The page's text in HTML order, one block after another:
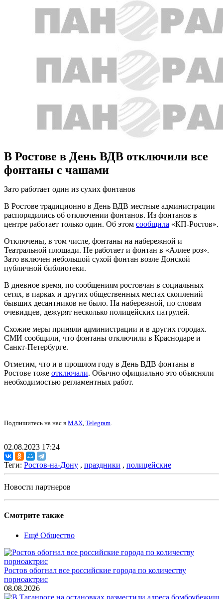
В Ростове в День ВДВ отключили все
фонтаны с чашами
Зато работает один из сухих фонтанов
В Ростове традиционно в День ВДВ местные администрации
распорядились об отключении фонтанов. Из фонтанов в
центре работает только один. Об этом сообщила «КП-Ростов».
Отключены, в том числе, фонтаны на набережной и
Театральной площади. Не работает и фонтан в «Аллее роз».
Зато включен небольшой сухой фонтан возле Донской
публичной библиотеки.
В дневное время, по сообщениям ростовчан в социальных
сетях, в парках и других общественных местах скоплений
бывших десантников не было. На набережной, по словам
очевидцев, дежурят несколько полицейских патрулей.
Схожие меры приняли администрации и в других городах.
СМИ сообщили, что фонтаны отключили в Краснодаре и
Санкт-Петербурге.
Отметим, что и в прошлом году в День ВДВ фонтаны в
Ростове тоже отключали. Обычно официально это объясняли
необходимостью регламентных работ.
Подпишитесь на нас в MAX, Telegram.
02.08.2023 17:24
Теги: Ростов-на-Дону , праздники , полицейские
Новости партнеров
Смотрите также
Ещё Общество
Ростов обогнал все российские города по количеству
порноактрис
08.08.2026